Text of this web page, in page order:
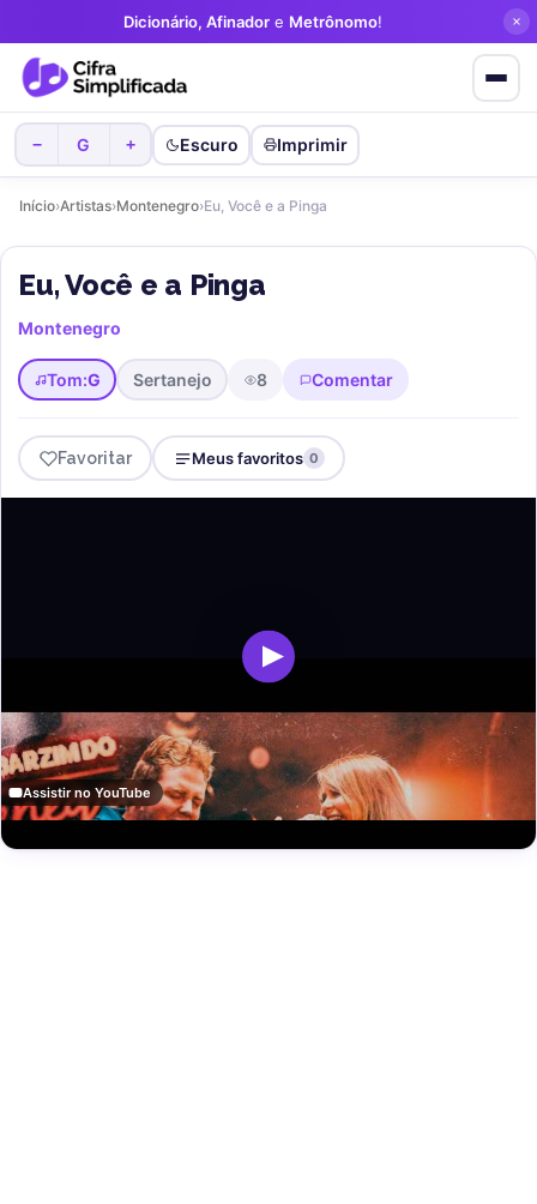
Dicionário, Afinador e Metrônomo!
− G + Escuro Imprimir
Início›Artistas›Montenegro›Eu, Você e a Pinga
Eu, Você e a Pinga
Montenegro
Tom:G Sertanejo 8 Comentar
Favoritar Meus favoritos 0
Assistir no YouTube